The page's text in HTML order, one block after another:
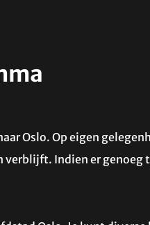
Oslo. Op eigen
verblijft. Indien er genoeg